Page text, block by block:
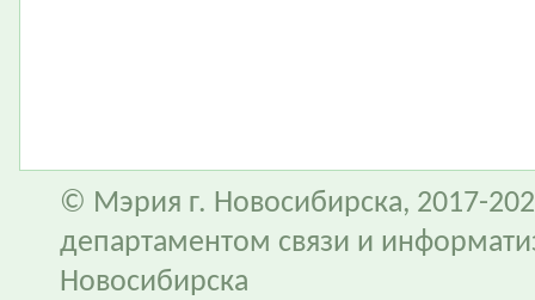
© Мэрия г. Новосибирска, 2017-
департаментом связи и
Новосибирска